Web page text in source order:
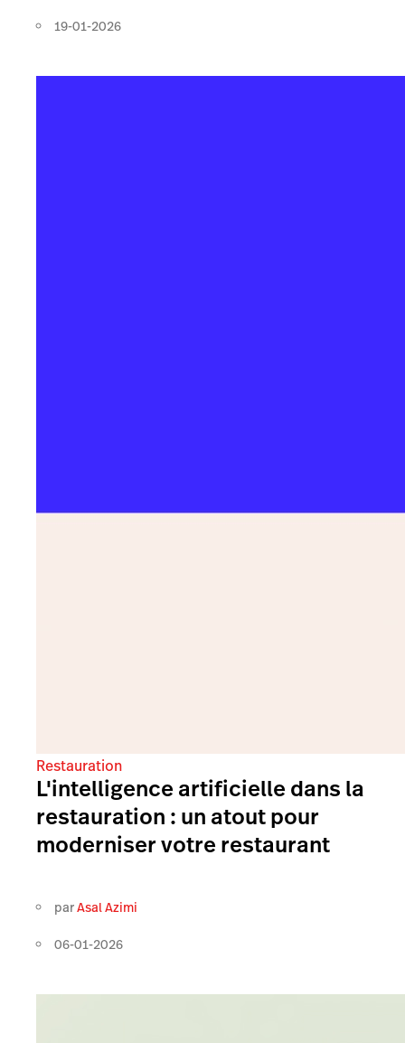
19-01-2026
Restauration
L'intelligence artificielle dans la
restauration : un atout pour
moderniser votre restaurant
parAsal Azimi
06-01-2026